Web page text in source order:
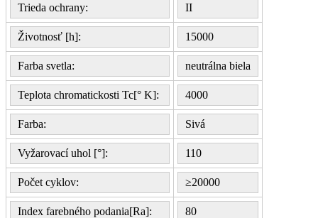
Trieda ochrany: II
Životnosť [h]: 15000
Farba svetla: neutrálna biela
Teplota chromatickosti Tc[° K]: 4000
Farba: Sivá
Vyžarovací uhol [°]: 110
Počet cyklov: ≥20000
Index farebného podania[Ra]: 80